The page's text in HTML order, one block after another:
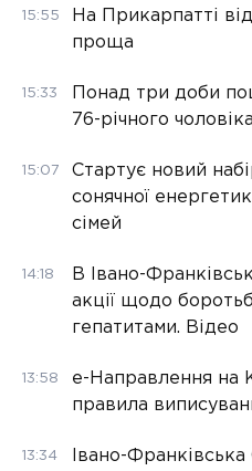
15:55
На Прикарпатті
проща
15:33
Понад три доби
76-річного чоловіка
15:07
Стартує новий
сонячної
сімей
14:18
В Івано-
акції щодо
гепатитами. Відео
13:58
е-Направлення на
правила
13:34 Івано-